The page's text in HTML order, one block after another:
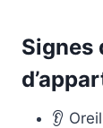
Signes
👂